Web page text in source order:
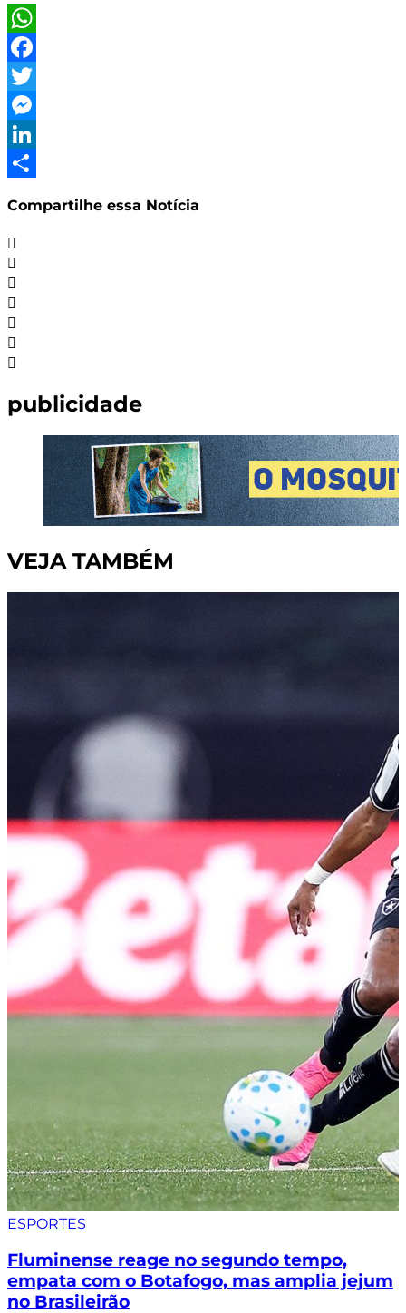
WhatsApp
Facebook
Twitter
Messenger
LinkedIn
Compartilhe essa Notícia
publicidade
VEJA TAMBÉM
ESPORTES
Fluminense reage no segundo tempo,
empata com o Botafogo, mas amplia jejum
no Brasileirão